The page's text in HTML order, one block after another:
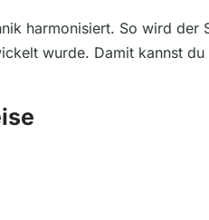
harmonisiert. So wird der
wurde. Damit kannst